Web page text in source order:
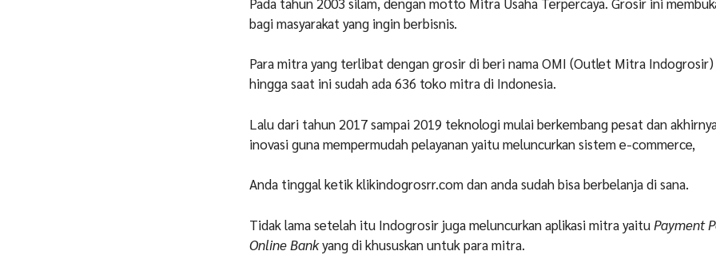
bagi masyarakat yang ingin berbisnis.
Para mitra yang terlibat dengan grosir di beri nama OMI (Outlet Mitra Indogrosir)
hingga saat ini sudah ada 636 toko mitra di Indonesia.
Lalu dari tahun 2017 sampai 2019 teknologi mulai berkembang pesat dan
inovasi guna mempermudah pelayanan yaitu meluncurkan sistem e-commerce,
Anda tinggal ketik klikindogrosrr.com dan anda sudah bisa berbelanja di sana.
Tidak lama setelah itu Indogrosir juga meluncurkan aplikasi mitra yaituPayment
Online Bankyang di khususkan untuk para mitra.